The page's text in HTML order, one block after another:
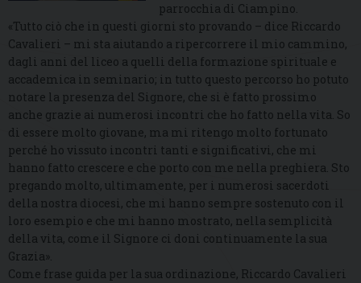
parrocchia di Ciampino.
«Tutto ciò che in questi giorni sto provando – dice Riccardo
Cavalieri – mi sta aiutando a ripercorrere il mio cammino,
dagli anni del liceo a quelli della formazione spirituale e
accademica in seminario; in tutto questo percorso ho potuto
notare la presenza del Signore, che si è fatto prossimo
anche grazie ai numerosi incontri che ho fatto nella vita. So
di essere molto giovane, ma mi ritengo molto fortunato
perché ho vissuto incontri tanti e significativi, che mi
hanno fatto crescere e che porto con me nella preghiera. Sto
pregando molto, ultimamente, per i numerosi sacerdoti
della nostra diocesi, che mi hanno sempre sostenuto con il
loro esempio e che mi hanno mostrato, nella semplicità
della vita, come il Signore ci doni continuamente la sua
Grazia».
Come frase guida per la sua ordinazione, Riccardo Cavalieri